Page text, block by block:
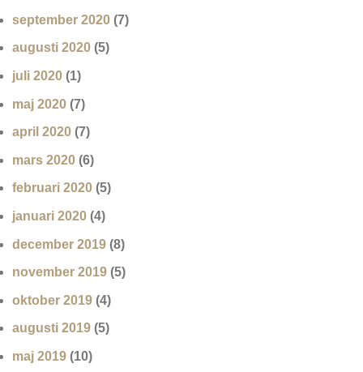
september 2020 (7)
augusti 2020 (5)
juli 2020 (1)
maj 2020 (7)
april 2020 (7)
mars 2020 (6)
februari 2020 (5)
januari 2020 (4)
december 2019 (8)
november 2019 (5)
oktober 2019 (4)
augusti 2019 (5)
maj 2019 (10)